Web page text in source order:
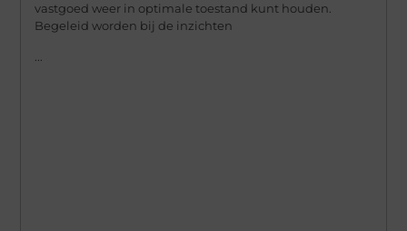
vastgoed weer in optimale toestand kunt houden.
Begeleid worden bij de inzichten